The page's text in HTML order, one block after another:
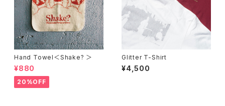
Hand Towel＜Shake? ＞
¥880
20%OFF
Glitter T-Shirt
¥4,500